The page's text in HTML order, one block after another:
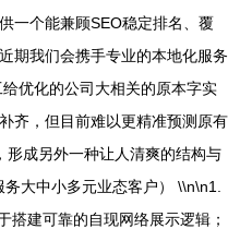
一个能兼顾SEO稳定排名、覆
期我们会携手专业的本地化服务
优化的公司大相关的原本字实
齐，但目前难以更精准预测原有
成另外一种让人清爽的结构与
大中小多元业态客户） \\n\n1.
建可靠的自现网络展示逻辑；